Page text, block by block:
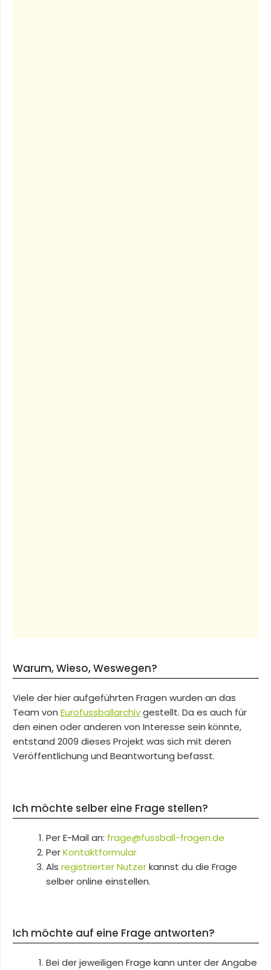
Warum, Wieso, Weswegen?
Viele der hier aufgeführten Fragen wurden an das
Team von Eurofussballarchivgestellt. Da es auch für
den einen oder anderen von Interesse sein könnte,
entstand 2009 dieses Projekt was sich mit deren
Veröffentlichung und Beantwortung befasst.
Ich möchte selber eine Frage stellen?
Per E-Mail an: frage@fussball-fragen.de
PerKontaktformular
Als registrierter Nutzerkannst du die Frage
selber online einstellen.
Ich möchte auf eine Frage antworten?
Bei der jeweiligen Frage kann unter der Angabe